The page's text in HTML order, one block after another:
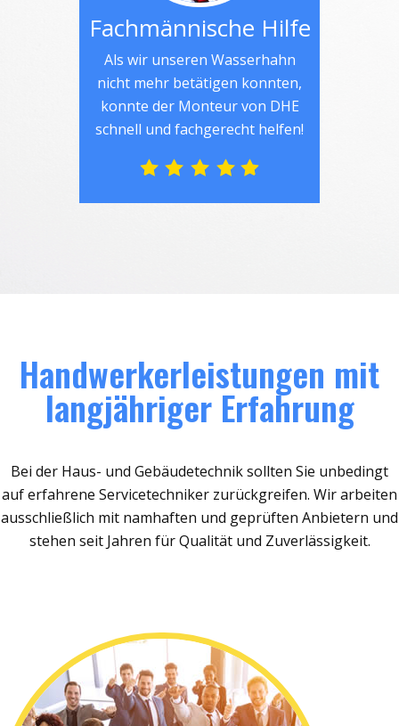
Fachmännische Hilfe
Als wir unseren Wasserhahn
nicht mehr betätigen konnten,
konnte der Monteur von DHE
schnell und fachgerecht helfen!
Handwerkerleistungen mit
langjähriger Erfahrung
Bei der Haus- und Gebäudetechnik sollten Sie unbedingt
auf erfahrene Servicetechniker zurückgreifen. Wir arbeiten
ausschließlich mit namhaften und geprüften Anbietern und
stehen seit Jahren für Qualität und Zuverlässigkeit.